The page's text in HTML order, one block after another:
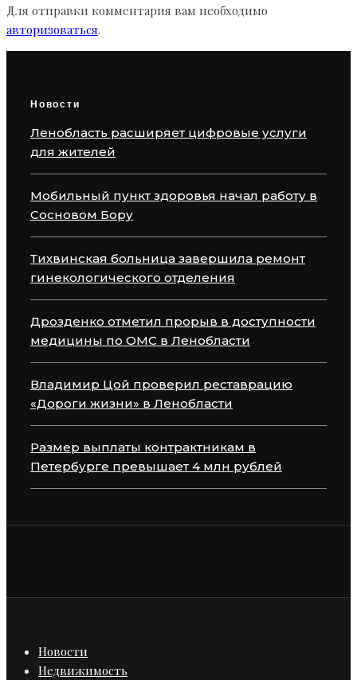
Для отправки комментария вам необходимо
авторизоваться.
Новости
Ленобласть расширяет цифровые услуги
для жителей
Мобильный пункт здоровья начал работу в
Сосновом Бору
Тихвинская больница завершила ремонт
гинекологического отделения
Дрозденко отметил прорыв в доступности
медицины по ОМС в Ленобласти
Владимир Цой проверил реставрацию
«Дороги жизни» в Ленобласти
Размер выплаты контрактникам в
Петербурге превышает 4 млн рублей
Новости
Недвижимость